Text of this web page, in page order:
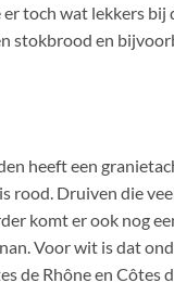
toch wat lekkers bij
stokbrood en
heeft een
rood. Druiven die
komt er ook nog
Voor wit is dat
de Rhône en Côtes